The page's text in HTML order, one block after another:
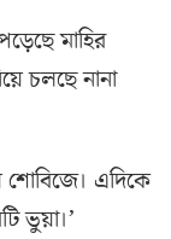
মাহির
চলছে নানা
শোবিজে। এদিকে
ভুয়া।’